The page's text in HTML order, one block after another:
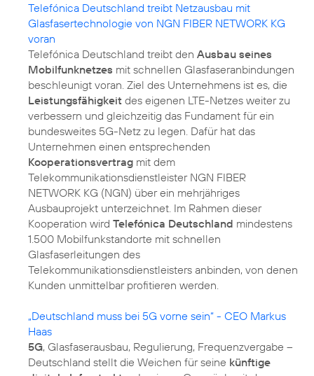
Telefónica Deutschland treibt Netzausbau mit
Glasfasertechnologie von NGN FIBER NETWORK KG
voran
Telefónica Deutschland treibt den Ausbau seines
Mobilfunknetzes mit schnellen Glasfaseranbindungen
beschleunigt voran. Ziel des Unternehmens ist es, die
Leistungsfähigkeit des eigenen LTE-Netzes weiter zu
verbessern und gleichzeitig das Fundament für ein
bundesweites 5G-Netz zu legen. Dafür hat das
Unternehmen einen entsprechenden
Kooperationsvertrag mit dem
Telekommunikationsdienstleister NGN FIBER
NETWORK KG (NGN) über ein mehrjähriges
Ausbauprojekt unterzeichnet. Im Rahmen dieser
Kooperation wird Telefónica Deutschland mindestens
1.500 Mobilfunkstandorte mit schnellen
Glasfaserleitungen des
Telekommunikationsdienstleisters anbinden, von denen
Kunden unmittelbar profitieren werden.
„Deutschland muss bei 5G vorne sein“ - CEO Markus
Haas
5G, Glasfaserausbau, Regulierung, Frequenzvergabe –
Deutschland stellt die Weichen für seine künftige